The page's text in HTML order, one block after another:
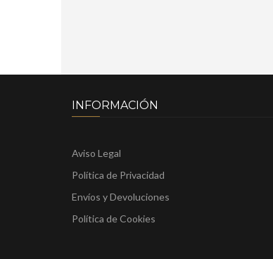
INFORMACIÓN
Aviso Legal
Política de Privacidad
Envíos y Devoluciones
Política de Cookies